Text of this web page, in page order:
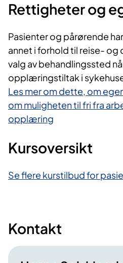
Rettigheter og
Pasienter og pårørende
annet i forhold til reise-
valg av behandlingssted
opplæringstiltak i
Les mer om dette, om
om muligheten til fri fra
opplæring
Kursoversikt
Se flere kurstilbud for
Kontakt